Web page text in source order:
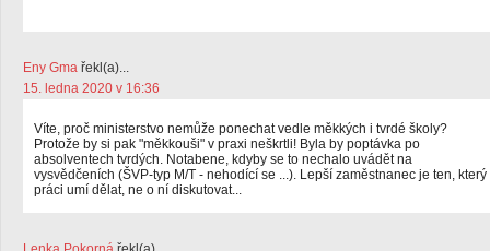
Eny Gma řekl(a)...
15. ledna 2020 v 16:36
Víte, proč ministerstvo nemůže ponechat vedle měkkých i tvrdé školy?
Protože by si pak "měkkouši" v praxi neškrtli! Byla by poptávka po
absolventech tvrdých. Notabene, kdyby se to nechalo uvádět na
vysvědčeních (ŠVP-typ M/T - nehodící se ...). Lepší zaměstnanec je ten, který
práci umí dělat, ne o ní diskutovat...